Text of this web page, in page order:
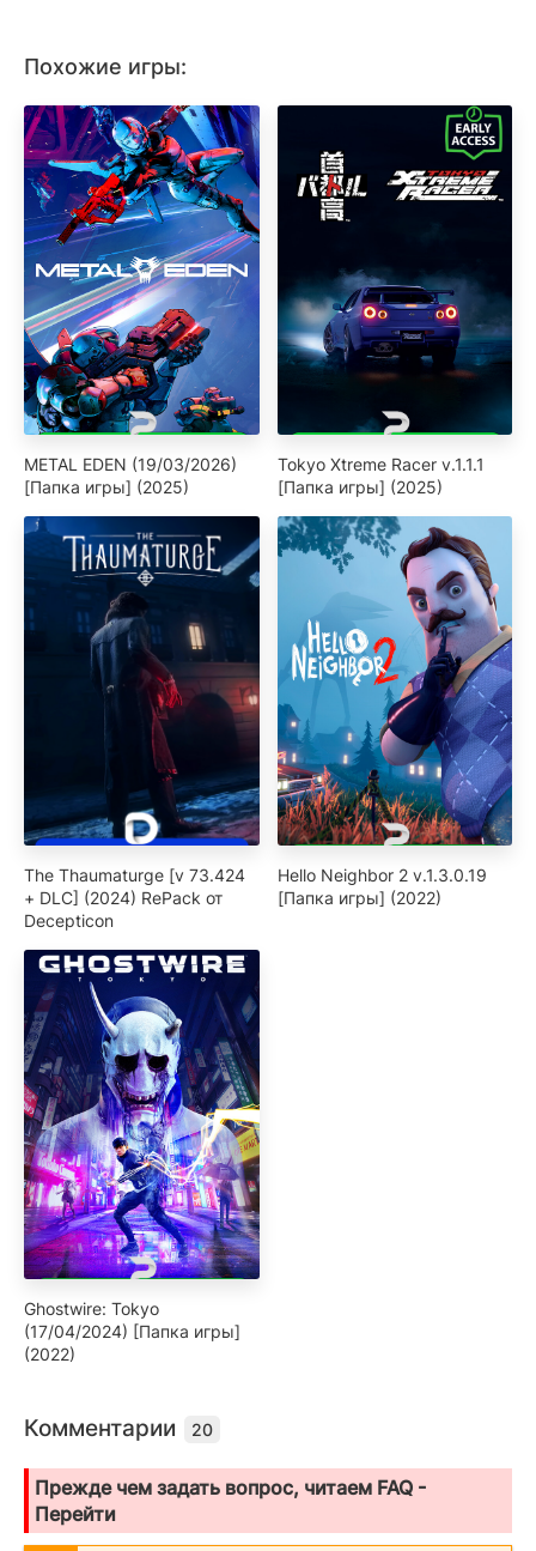
Похожие игры:
METAL EDEN (19/03/2026)
[Папка игры] (2025)
Tokyo Xtreme Racer v.1.1.1
[Папка игры] (2025)
The Thaumaturge [v 73.424
+ DLC] (2024) RePack от
Decepticon
Hello Neighbor 2 v.1.3.0.19
[Папка игры] (2022)
Ghostwire: Tokyo
(17/04/2024) [Папка игры]
(2022)
Комментарии 20
Прежде чем задать вопрос, читаем FAQ -
Перейти